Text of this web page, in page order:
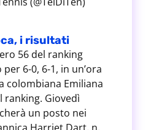
i risultati
56 del ranking
6-0, 6-1, in un’ora
colombiana Emiliana
ranking. Giovedì
un posto nei